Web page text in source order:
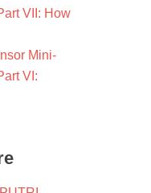
VII: How
Mini-
VI: